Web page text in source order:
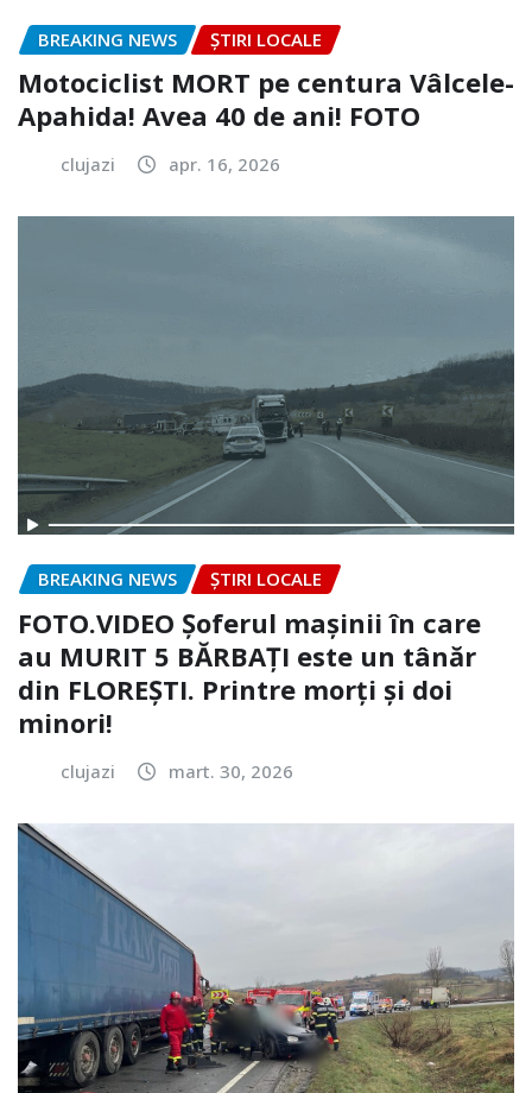
BREAKING NEWS ȘTIRI LOCALE
Motociclist MORT pe centura Vâlcele-
Apahida! Avea 40 de ani! FOTO
clujazi apr. 16, 2026
BREAKING NEWS ȘTIRI LOCALE
FOTO.VIDEO Șoferul mașinii în care
au MURIT 5 BĂRBAȚI este un tânăr
din FLOREȘTI. Printre morți și doi
minori!
clujazi mart. 30, 2026